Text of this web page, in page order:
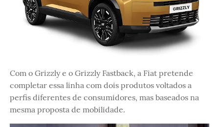
Com o Grizzly e o Grizzly Fastback, a Fiat pretende
completar essa linha com dois produtos voltados a
perfis diferentes de consumidores, mas baseados na
mesma proposta de mobilidade.